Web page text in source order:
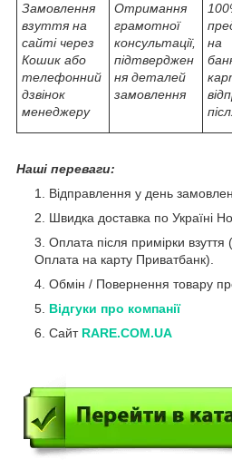
Замовлення
взуття на
сайті через
Кошик або
телефонний
дзвінок
менеджеру
Отримання
грамотної
консультації,
підтверджен
ня деталей
замовлення
на
Наші переваги:
Відправлення у день
Швидка доставка по Україні
Оплата після примірки
Оплата на карту Приватбанк).
Обмін / Повернення товару
Відгуки про компанії
Сайт RARE.COM.UA